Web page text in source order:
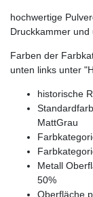
hochwertige
Druckkammer und
Farben der
unten links unter
historische
MattGrau
Metall
50%
Oberfläche